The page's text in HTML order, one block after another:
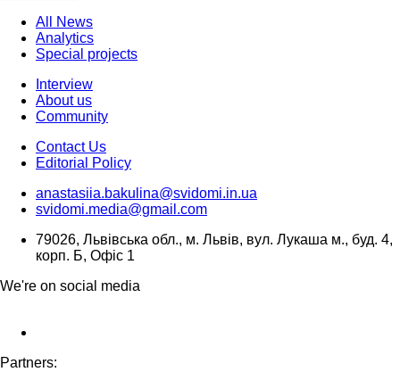
All News
Analytics
Special projects
Interview
About us
Community
Contact Us
Editorial Policy
anastasiia.bakulina@svidomi.in.ua
svidomi.media@gmail.com
79026, Львівська обл., м. Львів, вул. Лукаша м., буд. 4,
корп. Б, Офіс 1
We're on social media
Partners: